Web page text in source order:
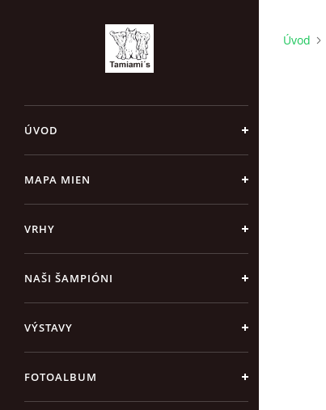
ÚVOD
MAPA MIEN
VRHY
NAŠI ŠAMPIÓNI
VÝSTAVY
FOTOALBUM
Úvod